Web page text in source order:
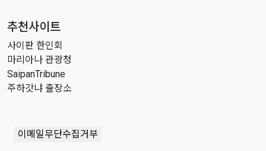
추천사이트
사이판 한인회
마리아나 관광청
SaipanTribune
주하갓냐 출장소
이메일무단수집거부